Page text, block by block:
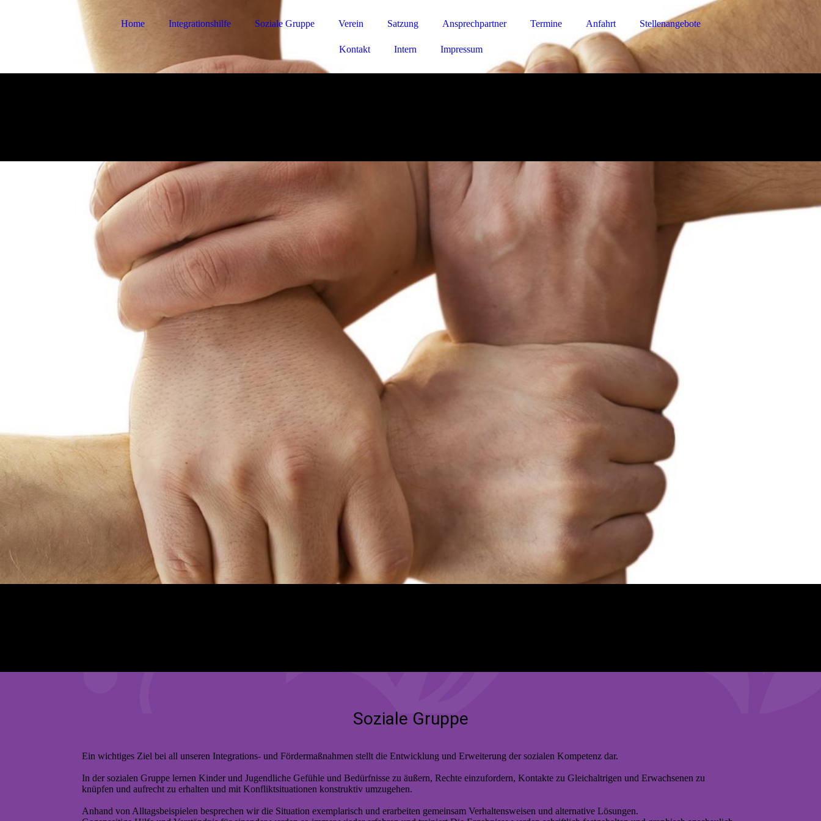
Home Integrationshilfe Soziale Gruppe Verein Satzung Ansprechpartner Termine Anfahrt Stellenangebote
Kontakt Intern Impressum
Soziale Gruppe
Ein wichtiges Ziel bei all unseren Integrations- und Fördermaßnahmen stellt die Entwicklung und Erweiterung der sozialen Kompetenz dar.
In der sozialen Gruppe lernen Kinder und Jugendliche Gefühle und Bedürfnisse zu äußern, Rechte einzufordern, Kontakte zu Gleichaltrigen und Erwachsenen zu
knüpfen und aufrecht zu erhalten und mit Konfliktsituationen konstruktiv umzugehen.
Anhand von Alltagsbeispielen besprechen wir die Situation exemplarisch und erarbeiten gemeinsam Verhaltensweisen und alternative Lösungen.